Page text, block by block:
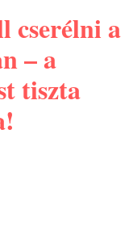
cserélni a
– a
tiszta